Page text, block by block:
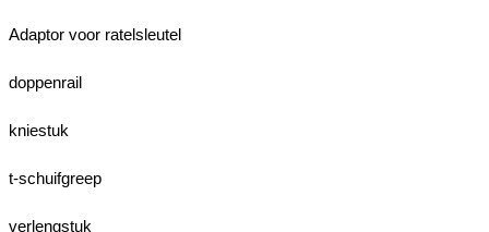
Adaptor voor ratelsleutel
doppenrail
kniestuk
t-schuifgreep
verlengstuk